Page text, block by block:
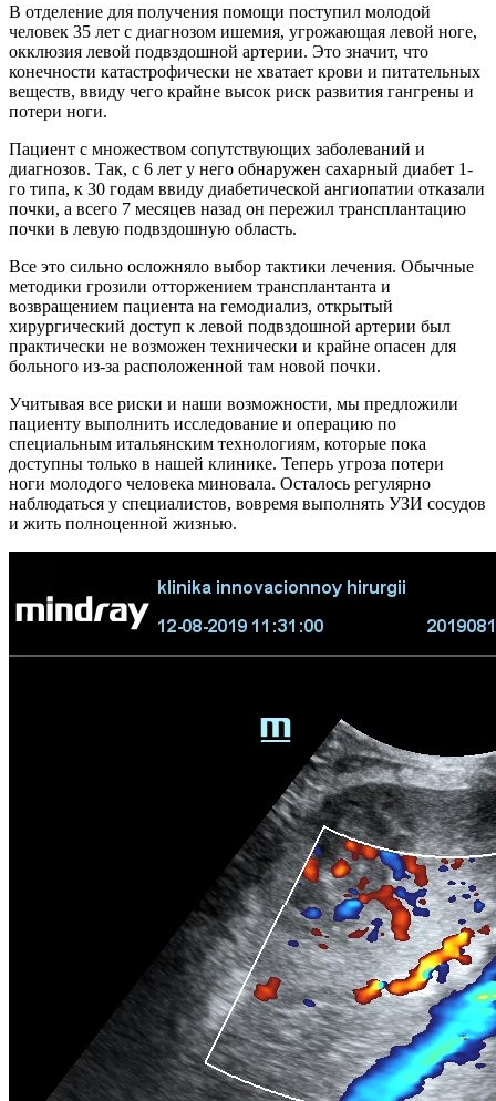
В отделение для получения помощи поступил молодой
человек 35 лет с диагнозом ишемия, угрожающая левой ноге,
окклюзия левой подвздошной артерии. Это значит, что
конечности катастрофически не хватает крови и питательных
веществ, ввиду чего крайне высок риск развития гангрены и
потери ноги.
Пациент с множеством сопутствующих заболеваний и
диагнозов. Так, с 6 лет у него обнаружен сахарный диабет 1-
го типа, к 30 годам ввиду диабетической ангиопатии отказали
почки, а всего 7 месяцев назад он пережил трансплантацию
почки в левую подвздошную область.
Все это сильно осложняло выбор тактики лечения. Обычные
методики грозили отторжением трансплантанта и
возвращением пациента на гемодиализ, открытый
хирургический доступ к левой подвздошной артерии был
практически не возможен технически и крайне опасен для
больного из-за расположенной там новой почки.
Учитывая все риски и наши возможности, мы предложили
пациенту выполнить исследование и операцию по
специальным итальянским технологиям, которые пока
доступны только в нашей клинике. Теперь угроза потери
ноги молодого человека миновала. Осталось регулярно
наблюдаться у специалистов, вовремя выполнять УЗИ сосудов
и жить полноценной жизнью.